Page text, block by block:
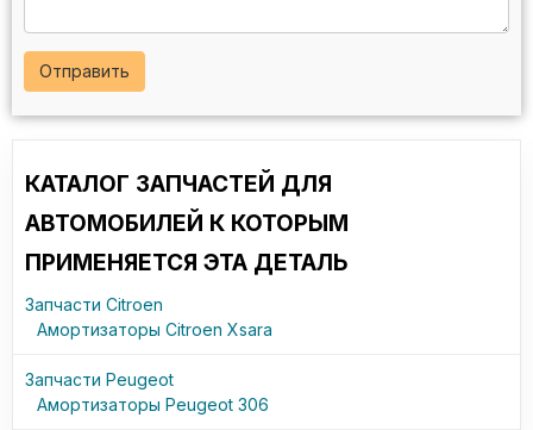
Отправить
КАТАЛОГ ЗАПЧАСТЕЙ ДЛЯ
АВТОМОБИЛЕЙ К КОТОРЫМ
ПРИМЕНЯЕТСЯ ЭТА ДЕТАЛЬ
Запчасти Citroen
Амортизаторы Citroen Xsara
Запчасти Peugeot
Амортизаторы Peugeot 306